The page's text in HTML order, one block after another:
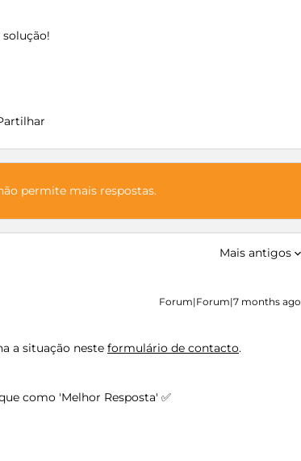
permite mais respostas.
Mais antigos
Forum|Forum|7 months ago
a situação neste formulário de contacto.
como 'Melhor Resposta' ✅